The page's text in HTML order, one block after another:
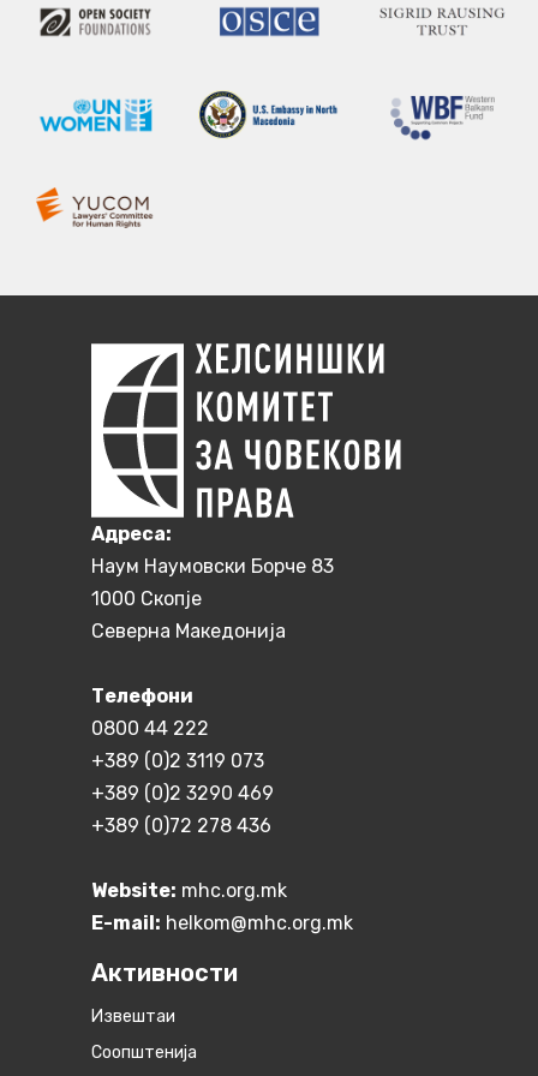
Aдреса:
Наум Наумовски Борче 83
1000 Скопје
Северна Македонија
Телефони
0800 44 222
+389 (0)2 3119 073
+389 (0)2 3290 469
+389 (0)72 278 436
Website: mhc.org.mk
E-mail: helkom@mhc.org.mk
Активности
Извештаи
Соопштенија